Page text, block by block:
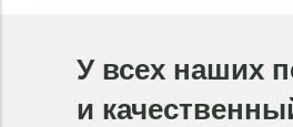
У всех наших
и